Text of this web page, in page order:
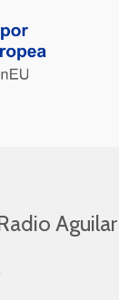
Aguilar